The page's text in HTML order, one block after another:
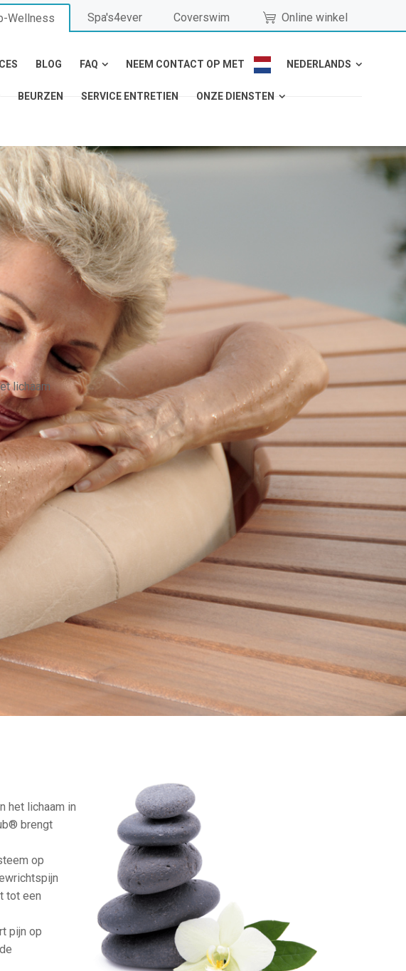
Wellness Spa's4ever Coverswim Online winkel
BLOG FAQ NEEM CONTACT OP MET NEDERLANDS
BEURZEN SERVICE ENTRETIEN ONZE DIENSTEN
lichaam
het lichaam in
brengt
op
tot een
pijn op